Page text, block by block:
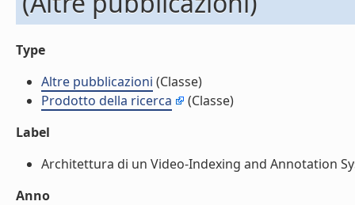
Type
Altre pubblicazioni (Classe)
Prodotto della ricerca
(Classe)
Label
Architettura di un Video-Indexing and Annotation
Anno